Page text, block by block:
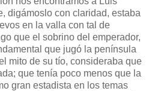
digámoslo con claridad, estaba
en la valla con tal de
que el sobrino del emperador,
que jugó la península
mito de su tío, consideraba que
que tenía poco menos que la
gran estadista en los temas